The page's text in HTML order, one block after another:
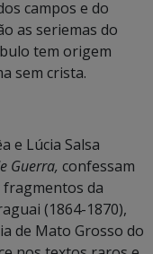
campos e do
as seriemas do
tem origem
sem crista.
e Lúcia Salsa
Guerra, confessam
da
(1864-1870),
de Mato Grosso do